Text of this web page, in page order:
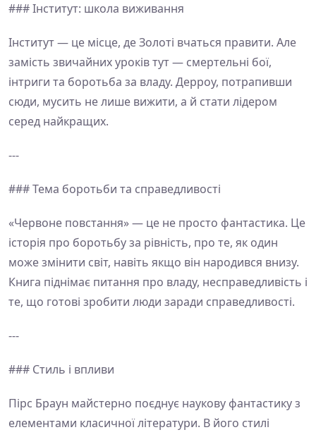
### Інститут: школа виживання
Інститут — це місце, де Золоті вчаться правити. Але
замість звичайних уроків тут — смертельні бої,
інтриги та боротьба за владу. Дерроу, потрапивши
сюди, мусить не лише вижити, а й стати лідером
серед найкращих.
---
### Тема боротьби та справедливості
«Червоне повстання» — це не просто фантастика. Це
історія про боротьбу за рівність, про те, як один
може змінити світ, навіть якщо він народився внизу.
Книга піднімає питання про владу, несправедливість і
те, що готові зробити люди заради справедливості.
---
### Стиль і впливи
Пірс Браун майстерно поєднує наукову фантастику з
елементами класичної літератури. В його стилі